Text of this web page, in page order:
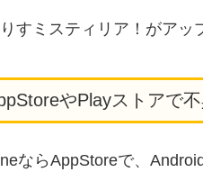
すミスティリア！がアッ
やPlayストアで
ならAppStoreで、